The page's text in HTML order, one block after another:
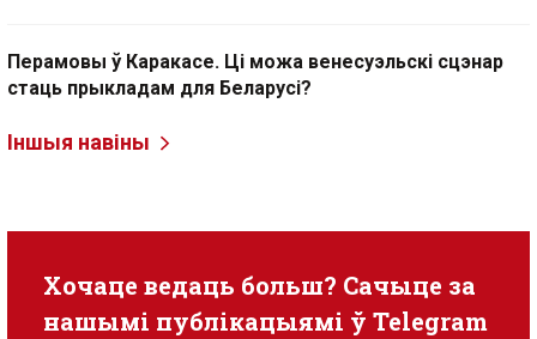
Перамовы ў Каракасе. Ці можа венесуэльскі сцэнар
стаць прыкладам для Беларусі?
Іншыя навіны
Хочаце ведаць больш? Сачыце за
нашымі публікацыямі ў Telegram